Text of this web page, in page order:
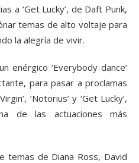
a ‘Get Lucky’, de Daft Punk,
temas de alto voltaje para
la alegría de vivir.
‘Everybody dance’
para pasar a proclamas
‘Notorius’ y ‘Get Lucky’,
de las actuaciones más
de Diana Ross, David